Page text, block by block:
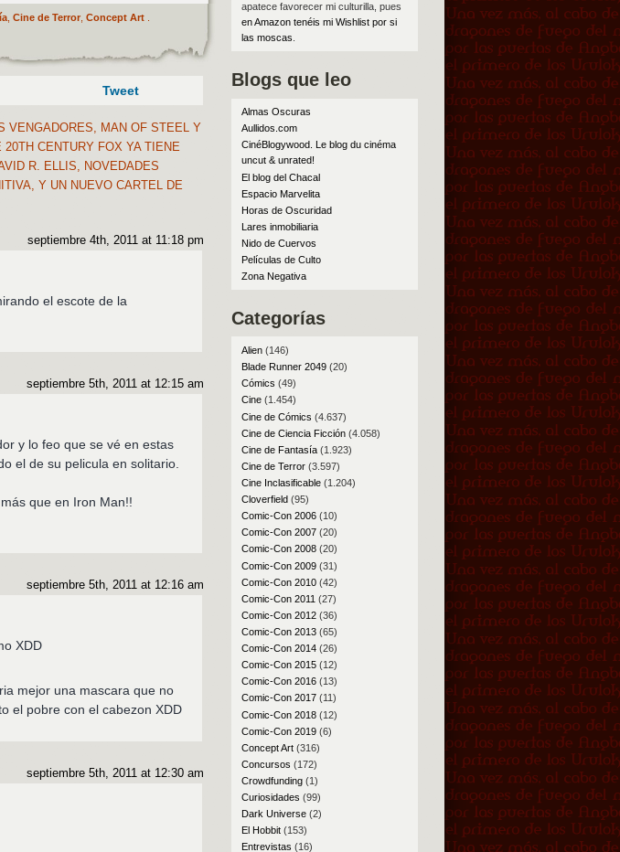
, Cine de Terror, Concept Art.
Tweet
VENGADORES, MAN OF STEEL Y
CENTURY FOX YA TIENE
R. ELLIS, NOVEDADES
Y UN NUEVO CARTEL DE
septiembre 4th, 2011 at 11:18 pm
el escote de la
septiembre 5th, 2011 at 12:15 am
y lo feo que se vé en estas
el de su pelicula en solitario.
que en Iron Man!!
septiembre 5th, 2011 at 12:16 am
XDD
mejor una mascara que no
el pobre con el cabezon XDD
septiembre 5th, 2011 at 12:30 am
apatece favorecer mi culturilla, pues
en Amazon tenéis mi Wishlist por si
las moscas
Blogs que leo
Almas Oscuras
Aullidos.com
CinéBlogywood. Le blog du cinéma
uncut & unrated!
El blog del Chacal
Espacio Marvelita
Horas de Oscuridad
Lares inmobiliaria
Nido de Cuervos
Películas de Culto
Zona Negativa
Categorías
Alien(146)
Blade Runner 2049(20)
Cómics (49)
Cine(1.454)
Cine de Cómics (4.637)
Cine de Ciencia Ficción(4.058)
Cine de Fantasía(1.923)
Cine de Terror(3.597)
Cine Inclasificable(1.204)
Cloverfield(95)
Comic-Con 2006(10)
Comic-Con 2007(20)
Comic-Con 2008(20)
Comic-Con 2009(31)
Comic-Con 2010(42)
Comic-Con 2011 (27)
Comic-Con 2012(36)
Comic-Con 2013(65)
Comic-Con 2014(26)
Comic-Con 2015(12)
Comic-Con 2016(13)
Comic-Con 2017(11)
Comic-Con 2018(12)
Comic-Con 2019(6)
Concept Art(316)
Concursos (172)
Crowdfunding(1)
Curiosidades (99)
Dark Universe(2)
El Hobbit(153)
Entrevistas (16)